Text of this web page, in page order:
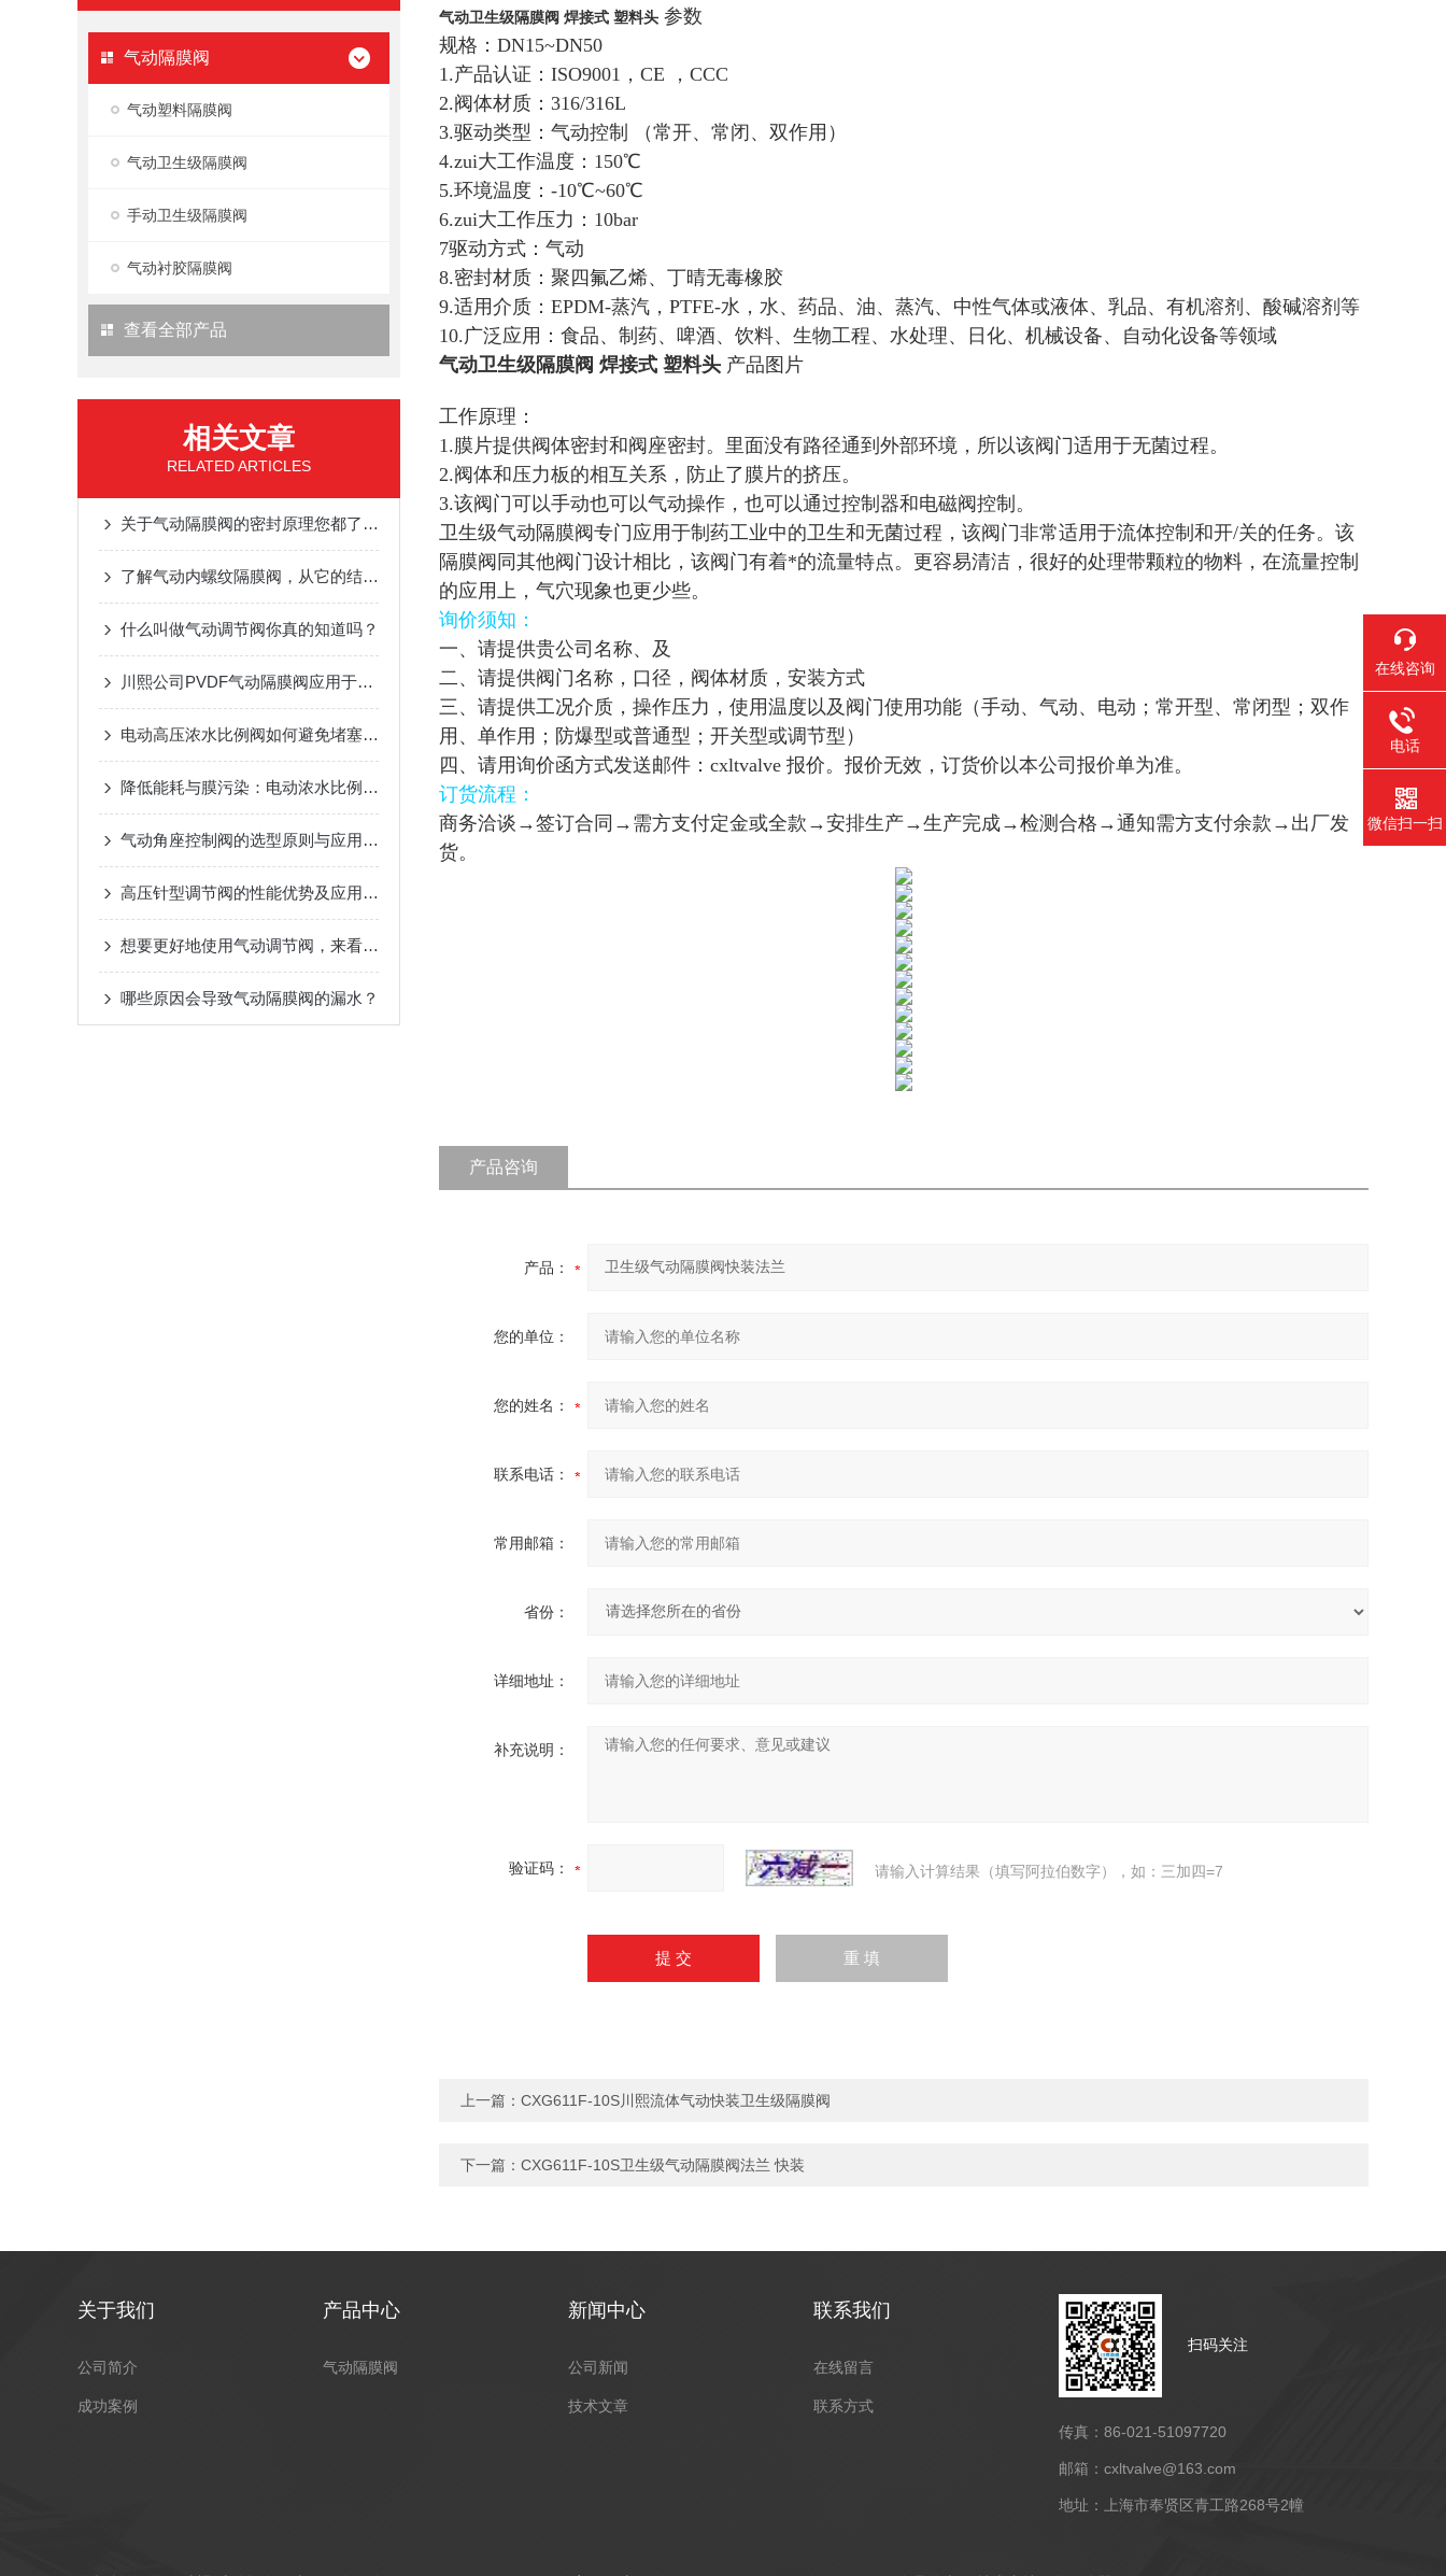
气动隔膜阀
气动塑料隔膜阀
气动卫生级隔膜阀
手动卫生级隔膜阀
气动衬胶隔膜阀
查看全部产品
相关文章
RELATED ARTICLES
关于气动隔膜阀的密封原理您都了解吗？
了解气动内螺纹隔膜阀，从它的结构特点开始
什么叫做气动调节阀你真的知道吗？
川熙公司PVDF气动隔膜阀应用于钢铁行业
电动高压浓水比例阀如何避免堵塞和泄漏问题?
降低能耗与膜污染：电动浓水比例阀的双重价值
气动角座控制阀的选型原则与应用考量
高压针型调节阀的性能优势及应用范围
想要更好地使用气动调节阀，来看看这些！
哪些原因会导致气动隔膜阀的漏水？
气动卫生级隔膜阀 焊接式 塑料头 参数
规格：DN15~DN50
1.产品认证：ISO9001，CE ，CCC
2.阀体材质：316/316L
3.驱动类型：气动控制 （常开、常闭、双作用）
4.zui大工作温度：150℃
5.环境温度：-10℃~60℃
6.zui大工作压力：10bar
7驱动方式：气动
8.密封材质：聚四氟乙烯、丁晴无毒橡胶
9.适用介质：EPDM-蒸汽，PTFE-水，水、药品、油、蒸汽、中性气体或液体、乳品、有机溶剂、酸碱溶剂等
10.广泛应用：食品、制药、啤酒、饮料、生物工程、水处理、日化、机械设备、自动化设备等领域
气动卫生级隔膜阀 焊接式 塑料头 产品图片
工作原理：
1.膜片提供阀体密封和阀座密封。里面没有路径通到外部环境，所以该阀门适用于无菌过程。
2.阀体和压力板的相互关系，防止了膜片的挤压。
3.该阀门可以手动也可以气动操作，也可以通过控制器和电磁阀控制。
卫生级气动隔膜阀专门应用于制药工业中的卫生和无菌过程，该阀门非常适用于流体控制和开/关的任务。该
隔膜阀同其他阀门设计相比，该阀门有着*的流量特点。更容易清洁，很好的处理带颗粒的物料，在流量控制
的应用上，气穴现象也更少些。
询价须知：
一、请提供贵公司名称、及
二、请提供阀门名称，口径，阀体材质，安装方式
三、请提供工况介质，操作压力，使用温度以及阀门使用功能（手动、气动、电动；常开型、常闭型；双作
用、单作用；防爆型或普通型；开关型或调节型）
四、请用询价函方式发送邮件：cxltvalve 报价。报价无效，订货价以本公司报价单为准。
订货流程：
商务洽谈→签订合同→需方支付定金或全款→安排生产→生产完成→检测合格→通知需方支付余款→出厂发
货。
产品咨询
产品：
您的单位：
您的姓名：
联系电话：
常用邮箱：
省份：
详细地址：
补充说明：
验证码： 请输入计算结果（填写阿拉伯数字），如：三加四=7
上一篇： CXG611F-10S川熙流体气动快装卫生级隔膜阀
下一篇： CXG611F-10S卫生级气动隔膜阀法兰 快装
关于我们
公司简介
成功案例
产品中心
气动隔膜阀
新闻中心
公司新闻
技术文章
联系我们
在线留言
联系方式
扫码关注
传真：86-021-51097720
邮箱：cxltvalve@163.com
地址：上海市奉贤区青工路268号2幢
在线咨询
电话
微信扫一扫